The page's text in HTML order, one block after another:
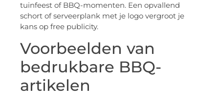
tuinfeest of BBQ-momenten. Een opvallend
schort of serveerplank met je logo vergroot je
kans op free publicity.
Voorbeelden van
bedrukbare BBQ-
artikelen